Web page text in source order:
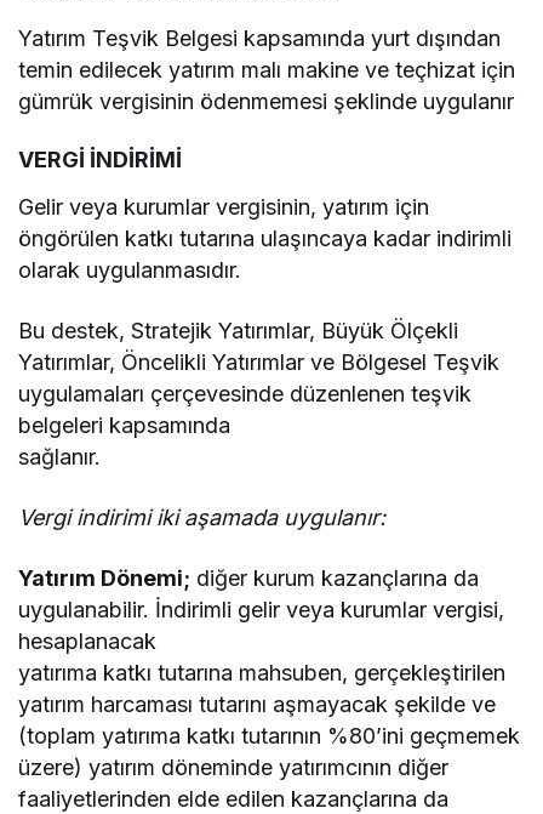
Yatırım Teşvik Belgesi kapsamında yurt dışından
temin edilecek yatırım malı makine ve teçhizat için
gümrük vergisinin ödenmemesi şeklinde uygulanır
VERGİ İNDİRİMİ
Gelir veya kurumlar vergisinin, yatırım için
öngörülen katkı tutarına ulaşıncaya kadar indirimli
olarak uygulanmasıdır.
Bu destek, Stratejik Yatırımlar, Büyük Ölçekli
Yatırımlar, Öncelikli Yatırımlar ve Bölgesel Teşvik
uygulamaları çerçevesinde düzenlenen teşvik
belgeleri kapsamında
sağlanır.
Vergi indirimi iki aşamada uygulanır:
Yatırım Dönemi; diğer kurum kazançlarına da
uygulanabilir. İndirimli gelir veya kurumlar vergisi,
hesaplanacak
yatırıma katkı tutarına mahsuben, gerçekleştirilen
yatırım harcaması tutarını aşmayacak şekilde ve
(toplam yatırıma katkı tutarının %80’ini geçmemek
üzere) yatırım döneminde yatırımcının diğer
faaliyetlerinden elde edilen kazançlarına da